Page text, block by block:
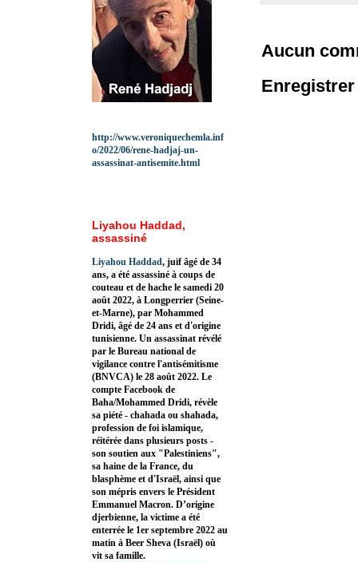
Aucun
http://www.veroniquechemla.inf
o/2022/06/rene-hadjaj-un-
assassinat-antisemite.html
Liyahou Haddad,
assassiné
Liyahou Haddad, juif âgé de 34
ans, a été assassiné à coups de
couteau et de hache le samedi 20
août 2022, à Longperrier (Seine-
et-Marne), par Mohammed
Dridi, âgé de 24 ans et d'origine
tunisienne. Un assassinat révélé
par le Bureau national de
vigilance contre l'antisémitisme
(BNVCA) le 28 août 2022. Le
compte Facebook de
Baha/Mohammed Dridi, révèle
sa piété - chahada ou shahada,
profession de foi islamique,
réitérée dans plusieurs posts -
son soutien aux "Palestiniens",
sa haine de la France, du
blasphème et d'Israël, ainsi que
son mépris envers le Président
Emmanuel Macron. D’origine
djerbienne, la victime a été
enterrée le 1er septembre 2022 au
matin à Beer Sheva (Israël) où
vit sa famille.